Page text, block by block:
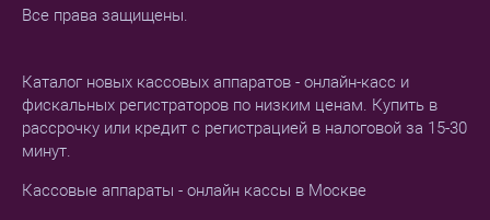
Все права защищены.
Каталог новых кассовых аппаратов - онлайн-касс и
фискальных регистраторов по низким ценам. Купить в
рассрочку или кредит с регистрацией в налоговой за 15-30
минут.
Кассовые аппараты - онлайн кассы в Москве